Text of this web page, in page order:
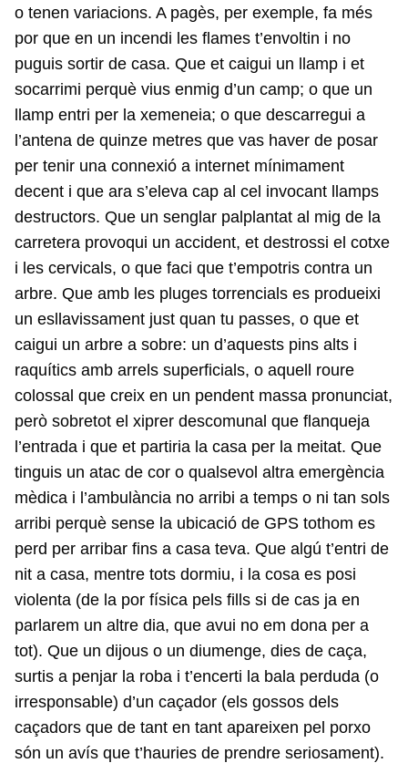
o tenen variacions. A pagès, per exemple, fa més
por que en un incendi les flames t’envoltin i no
puguis sortir de casa. Que et caigui un llamp i et
socarrimi perquè vius enmig d’un camp; o que un
llamp entri per la xemeneia; o que descarregui a
l’antena de quinze metres que vas haver de posar
per tenir una connexió a internet mínimament
decent i que ara s’eleva cap al cel invocant llamps
destructors. Que un senglar palplantat al mig de la
carretera provoqui un accident, et destrossi el cotxe
i les cervicals, o que faci que t’empotris contra un
arbre. Que amb les pluges torrencials es produeixi
un esllavissament just quan tu passes, o que et
caigui un arbre a sobre: un d’aquests pins alts i
raquítics amb arrels superficials, o aquell roure
colossal que creix en un pendent massa pronunciat,
però sobretot el xiprer descomunal que flanqueja
l’entrada i que et partiria la casa per la meitat. Que
tinguis un atac de cor o qualsevol altra emergència
mèdica i l’ambulància no arribi a temps o ni tan sols
arribi perquè sense la ubicació de GPS tothom es
perd per arribar fins a casa teva. Que algú t’entri de
nit a casa, mentre tots dormiu, i la cosa es posi
violenta (de la por física pels fills si de cas ja en
parlarem un altre dia, que avui no em dona per a
tot). Que un dijous o un diumenge, dies de caça,
surtis a penjar la roba i t’encerti la bala perduda (o
irresponsable) d’un caçador (els gossos dels
caçadors que de tant en tant apareixen pel porxo
són un avís que t’hauries de prendre seriosament).